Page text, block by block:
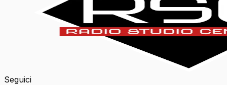
Seguici